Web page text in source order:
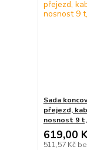
Sada
přejezd,
nosnost 9
619,00
511,57 Kč